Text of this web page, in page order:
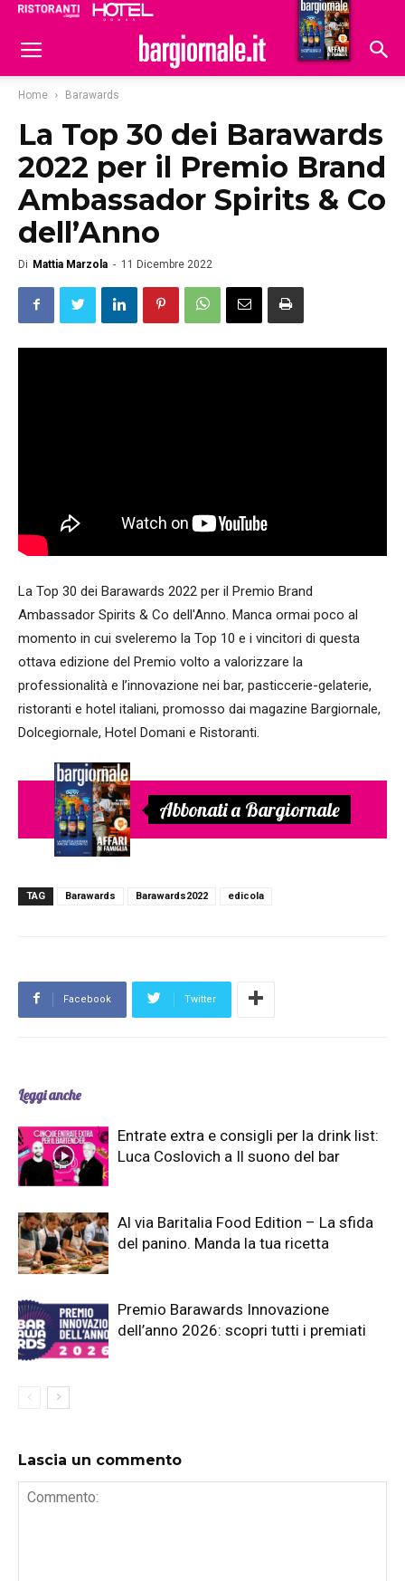
Hoteldomani
Home Barawards
La Top 30 dei Barawards
2022 per il Premio Brand
Ambassador Spirits & Co
dell’Anno
Di Mattia Marzola - 11 Dicembre 2022
La Top 30 dei Barawards 2022 per il Premio Brand
Ambassador Spirits & Co dell'Anno. Manca ormai poco al
momento in cui sveleremo la Top 10 e i vincitori di questa
ottava edizione del Premio volto a valorizzare la
professionalità e l’innovazione nei bar, pasticcerie-gelaterie,
ristoranti e hotel italiani, promosso dai magazine Bargiornale,
Dolcegiornale, Hotel Domani e Ristoranti.
Abbonati a Bargiornale
TAG Barawards Barawards2022 edicola
Facebook Twitter
Leggi anche
Entrate extra e consigli per la drink list:
Luca Coslovich a Il suono del bar
Al via Baritalia Food Edition – La sfida
del panino. Manda la tua ricetta
Premio Barawards Innovazione
dell’anno 2026: scopri tutti i premiati
Lascia un commento